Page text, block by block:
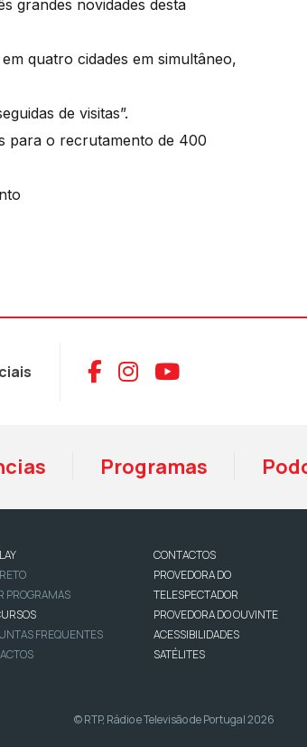
grandes novidades desta
quatro cidades em simultâneo,
de visitas”.
para o recrutamento de 400
Aceder ao
Aceder ao
Aceder ao
Programas
PROGRAMAS
FREQUENTES
CONTACTOS
PROVEDORA DO
TELESPECTADOR
PROVEDORA DO OUVINTE
ACESSIBILIDADES
SATÉLITES
© RTP, Rádio e Televisão de Portugal 2026